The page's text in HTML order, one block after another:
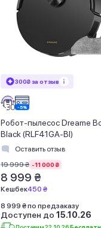
300₴ за отзыв
Робот-пылесос Dreame
Black (RLF41GA-Bl)
Оставить отзыв
19 999 ₴ -11 000 ₴
8 999 ₴
Кешбек450 ₴
8 999 ₴ по предзаказу
Доступен до 15.10.26